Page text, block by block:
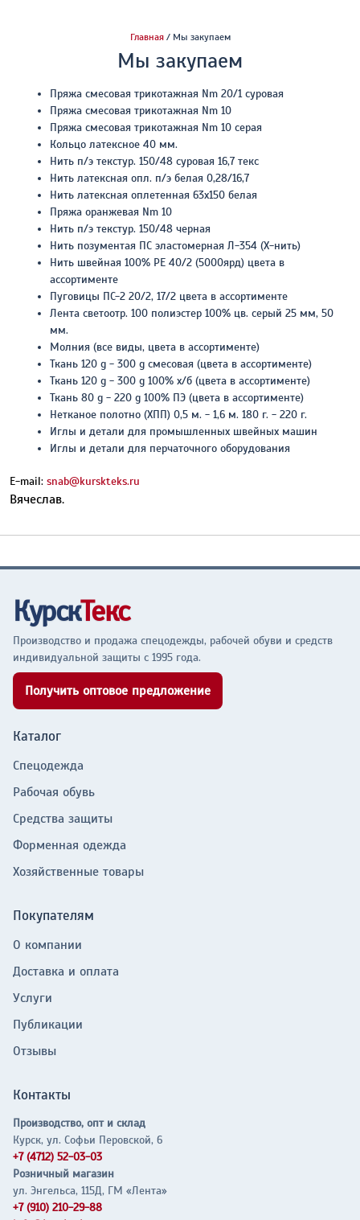
Главная/ Мы закупаем
Мы закупаем
Пряжа смесовая трикотажная Nm 20/1 суровая
Пряжа смесовая трикотажная Nm 10
Пряжа смесовая трикотажная Nm 10 серая
Кольцо латексное 40 мм.
Нить п/э текстур. 150/48 суровая 16,7 текс
Нить латексная опл. п/э белая 0,28/16,7
Нить латексная оплетенная 63х150 белая
Пряжа оранжевая Nm 10
Нить п/э текстур. 150/48 черная
Нить позументая ПС эластомерная Л-354 (Х-нить)
Нить швейная 100% РЕ 40/2 (5000ярд) цвета в
ассортименте
Пуговицы ПС-2 20/2, 17/2 цвета в ассортименте
Лента светоотр. 100 полиэстер 100% цв. серый 25 мм, 50
мм.
Молния (все виды, цвета в ассортименте)
Ткань 120 g - 300 g смесовая (цвета в ассортименте)
Ткань 120 g - 300 g 100% х/б (цвета в ассортименте)
Ткань 80 g - 220 g 100% ПЭ (цвета в ассортименте)
Нетканое полотно (ХПП) 0,5 м. - 1,6 м. 180 г. - 220 г.
Иглы и детали для промышленных швейных машин
Иглы и детали для перчаточного оборудования
Е-mail: snab@kurskteks.ru
Вячеслав.
КурскТекс
Производство и продажа спецодежды, рабочей обуви и средств
индивидуальной защиты с 1995 года.
Получить оптовое предложение
Каталог
Спецодежда
Рабочая обувь
Средства защиты
Форменная одежда
Хозяйственные товары
Покупателям
О компании
Доставка и оплата
Услуги
Публикации
Отзывы
Контакты
Производство, опт и склад
Курск, ул. Софьи Перовской, 6
+7 (4712) 52-03-03
Розничный магазин
ул. Энгельса, 115Д, ГМ «Лента»
+7 (910) 210-29-88